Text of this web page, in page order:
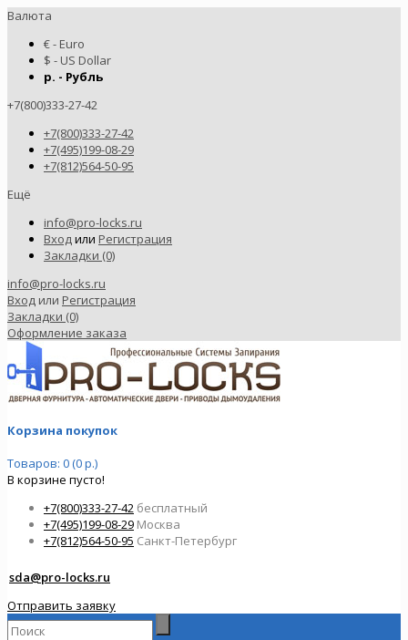
Валюта
€ - Euro
$ - US Dollar
р. - Рубль
+7(800)333-27-42
+7(800)333-27-42
+7(495)199-08-29
+7(812)564-50-95
Ещё
info@pro-locks.ru
Входили Регистрация
Закладки (0)
info@pro-locks.ru
Вход или Регистрация
Закладки (0)
Оформление заказа
Корзина покупок
Товаров: 0 (0 р.)
В корзине пусто!
+7(800)333-27-42 бесплатный
+7(495)199-08-29 Москва
+7(812)564-50-95 Санкт-Петербург
sda@pro-locks.ru
Отправить заявку